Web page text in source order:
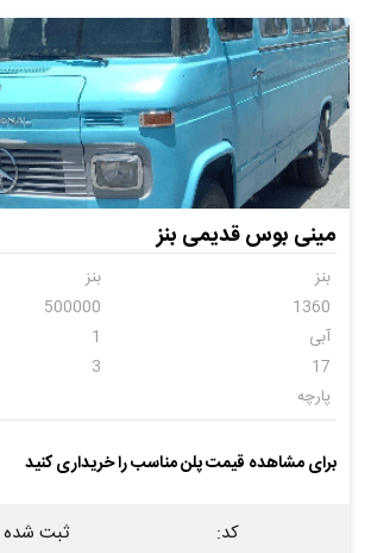
مینی بوس قدیمی بنز
بنز
بنز
1360
500000
آبی
1
17
3
پارچه
برای مشاهده قیمت پلن مناسب را خریداری کنید
کد: ثبت شده